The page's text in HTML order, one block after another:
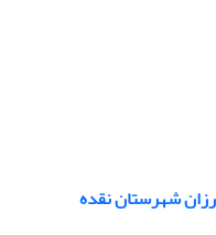
شهرستان نقده